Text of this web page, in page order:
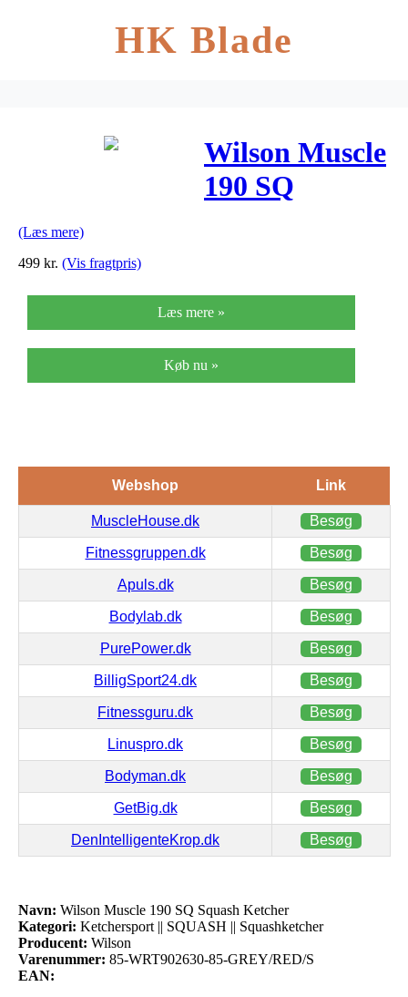
HK Blade
Wilson Muscle
190 SQ
(Læs mere)
499 kr. (Vis fragtpris)
Læs mere »
Køb nu »
Webshop Link
MuscleHouse.dk Besøg
Fitnessgruppen.dk Besøg
Apuls.dk Besøg
Bodylab.dk Besøg
PurePower.dk Besøg
BilligSport24.dk Besøg
Fitnessguru.dk Besøg
Linuspro.dk Besøg
Bodyman.dk Besøg
GetBig.dk Besøg
DenIntelligenteKrop.dk Besøg
Navn: Wilson Muscle 190 SQ Squash Ketcher
Kategori: Ketchersport || SQUASH || Squashketcher
Producent: Wilson
Varenummer: 85-WRT902630-85-GREY/RED/S
EAN: